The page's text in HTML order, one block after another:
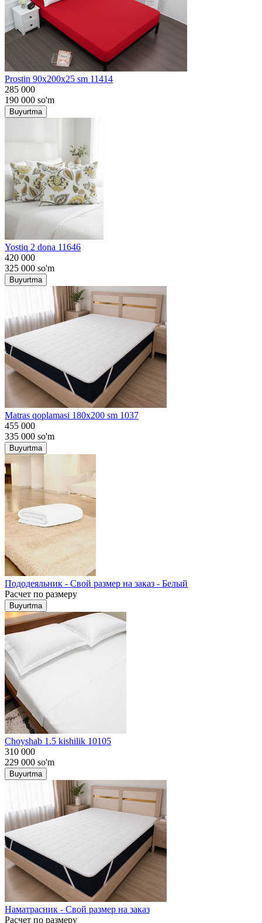
Prostin 90x200x25 sm 11414
285 000
190 000 so'm
Buyurtma
Yostiq 2 dona 11646
420 000
325 000 so'm
Buyurtma
Matras qoplamasi 180x200 sm 1037
455 000
335 000 so'm
Buyurtma
Пододеяльник - Свой размер на заказ - Белый
Расчет по размеру
Buyurtma
Choyshab 1.5 kishilik 10105
310 000
229 000 so'm
Buyurtma
Наматрасник - Свой размер на заказ
Расчет по размеру